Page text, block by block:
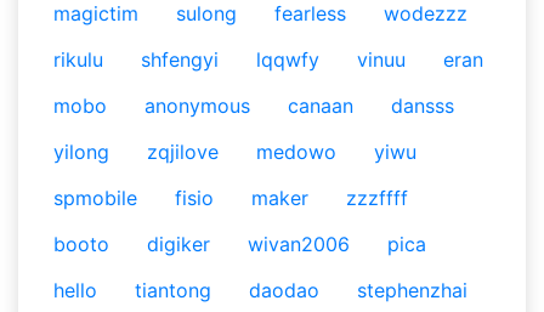
magictim
sulong fearless
wodezzz
rikulu
shfengyi lqqwfy vinuu
eran
mobo
anonymous canaan
dansss
yilong
zqjilove medowo
yiwu
spmobile
fisio maker
zzzffff
booto
digiker wivan2006
pica
hello
tiantong daodao
stephenzhai